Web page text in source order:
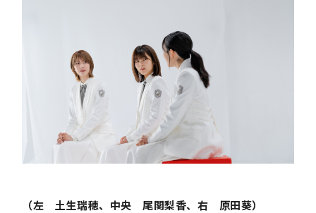
（左 土生瑞穂、中央 尾関梨香、右 原田葵）